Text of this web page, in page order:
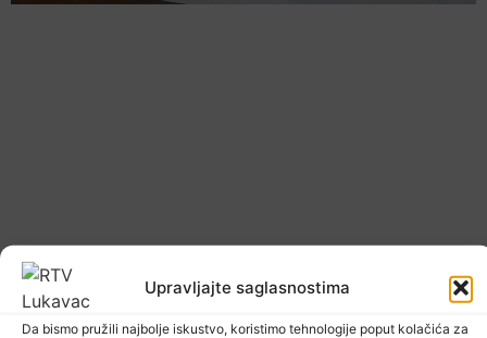
Upravljajte saglasnostima
Da bismo pružili najbolje iskustvo, koristimo tehnologije poput kolačića za
Dr. Eldin Muratović specijalista porodične
medicine JZU Dom zdravlja Lukavac
7. Augusta 2026.